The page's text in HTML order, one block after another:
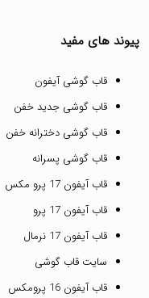
پیوند های مفید
قاب گوشی آیفون
قاب گوشی جدید خفن
قاب گوشی دخترانه خفن
قاب گوشی پسرانه
قاب آیفون 17 پرو مکس
قاب آیفون 17 پرو
قاب آیفون 17 نرمال
سایت قاب گوشی
قاب آیفون 16 پرومکس